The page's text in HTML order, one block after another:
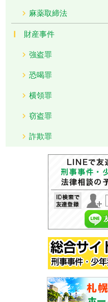
麻薬取締法
財産事件
強盗罪
恐喝罪
横領罪
窃盗罪
詐欺罪